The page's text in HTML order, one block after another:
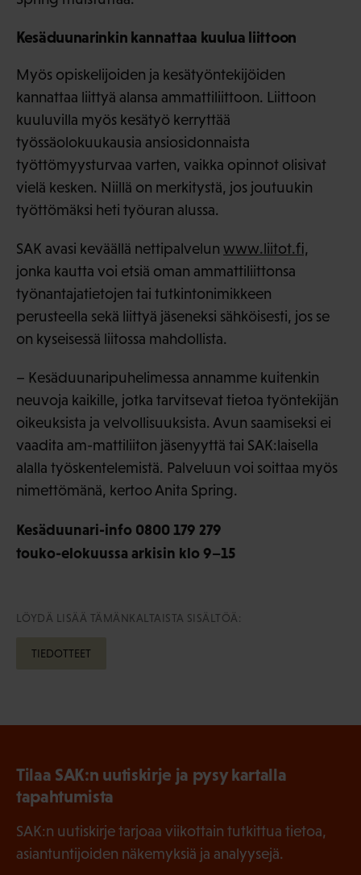
Kesäduunarinkin kannattaa kuulua liittoon
Myös opiskelijoiden ja kesätyöntekijöiden
kannattaa liittyä alansa ammattiliittoon. Liittoon
kuuluvilla myös kesätyö kerryttää
työssäolokuukausia ansiosidonnaista
työttömyysturvaa varten, vaikka opinnot olisivat
vielä kesken. Niillä on merkitystä, jos joutuukin
työttömäksi heti työuran alussa.
SAK avasi keväällä nettipalvelun www.liitot.fi,
jonka kautta voi etsiä oman ammattiliittonsa
työnantajatietojen tai tutkintonimikkeen
perusteella sekä liittyä jäseneksi sähköisesti, jos se
on kyseisessä liitossa mahdollista.
– Kesäduunaripuhelimessa annamme kuitenkin
neuvoja kaikille, jotka tarvitsevat tietoa työntekijän
oikeuksista ja velvollisuuksista. Avun saamiseksi ei
vaadita am-mattiliiton jäsenyyttä tai SAK:laisella
alalla työskentelemistä. Palveluun voi soittaa myös
nimettömänä, kertoo Anita Spring.
Kesäduunari-info 0800 179 279
touko-elokuussa arkisin klo 9–15
LÖYDÄ LISÄÄ TÄMÄNKALTAISTA SISÄLTÖÄ:
TIEDOTTEET
Tilaa SAK:n uutiskirje ja pysy kartalla
tapahtumista
SAK:n uutiskirje tarjoaa viikottain tutkittua tietoa,
asiantuntijoiden näkemyksiä ja analyysejä.